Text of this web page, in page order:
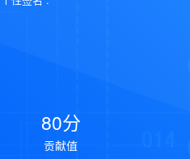
80分
贡献值